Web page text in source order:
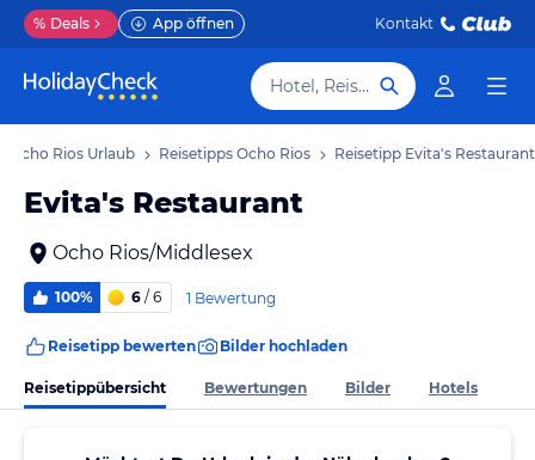
% Deals App öffnen Kontakt
Hotel, Reiseziel
Ocho Rios Urlaub Reisetipps Ocho Rios Reisetipp Evita's Restaurant
Evita's Restaurant
Ocho Rios/Middlesex
100% 6 / 6 1 Bewertung
Reisetipp bewerten Bilder hochladen
Reisetippübersicht Bewertungen Bilder Hotels